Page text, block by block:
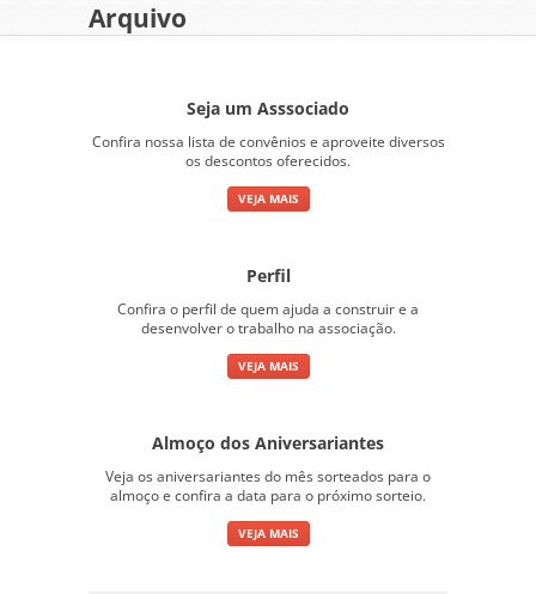
Arquivo
Seja um Asssociado
Confira nossa lista de convênios e aproveite diversos
os descontos oferecidos.
VEJA MAIS
Perfil
Confira o perfil de quem ajuda a construir e a
desenvolver o trabalho na associação.
VEJA MAIS
Almoço dos Aniversariantes
Veja os aniversariantes do mês sorteados para o
almoço e confira a data para o próximo sorteio.
VEJA MAIS